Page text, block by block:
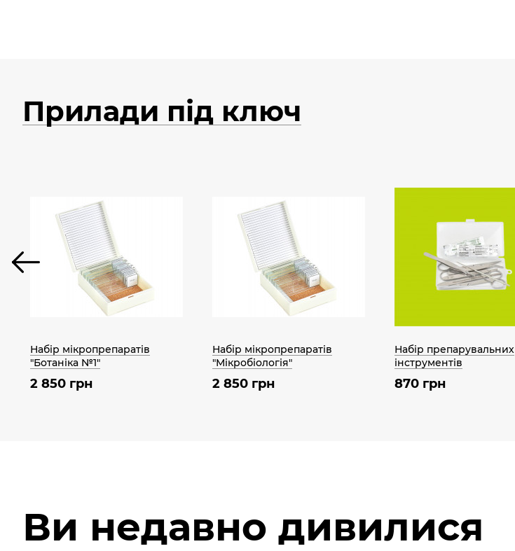
Прилади під ключ
Набір мікропрепаратів
"Ботаніка №1"
2 850 грн
Набір мікропрепаратів
"Мікробіологія"
2 850 грн
Набір препарувальних
інструментів
870 грн
Ви недавно дивилися